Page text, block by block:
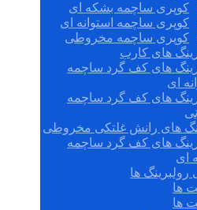
کوپری ساچمه بشکه ای
کوپری ساچمه استوانه ای
کوپری ساچمه مخروطی
های کارب
های کف گرد ساچمه
ای
های کف گرد ساچمه
های رانش غلتکی مخروطی
های کف گرد ساچمه
ای
رولبرینگ ها
ها
ها